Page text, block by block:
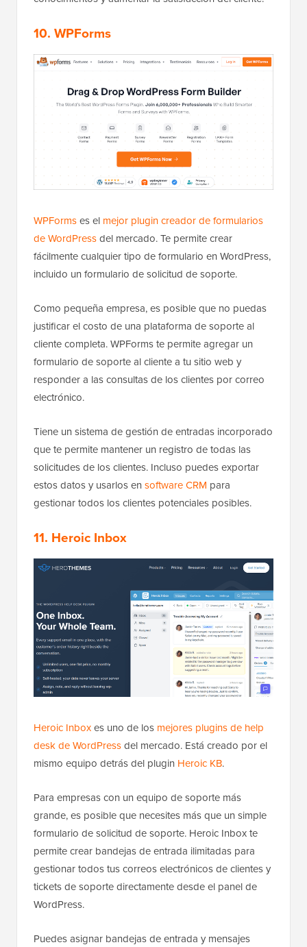
10. WPForms
WPFormses el mejor plugin creador de formularios
de WordPressdel mercado. Te permite crear
fácilmente cualquier tipo de formulario en WordPress,
incluido un formulario de solicitud de soporte.
Como pequeña empresa, es posible que no puedas
justificar el costo de una plataforma de soporte al
cliente completa. WPForms te permite agregar un
formulario de soporte al cliente a tu sitio web y
responder a las consultas de los clientes por correo
electrónico.
Tiene un sistema de gestión de entradas incorporado
que te permite mantener un registro de todas las
solicitudes de los clientes. Incluso puedes exportar
estos datos y usarlos en software CRM para
gestionar todos los clientes potenciales posibles.
11. Heroic Inbox
Heroic Inboxes uno de los mejores plugins de help
desk de WordPressdel mercado. Está creado por el
mismo equipo detrás del plugin Heroic KB.
Para empresas con un equipo de soporte más
grande, es posible que necesites más que un simple
formulario de solicitud de soporte. Heroic Inbox te
permite crear bandejas de entrada ilimitadas para
gestionar todos tus correos electrónicos de clientes y
tickets de soporte directamente desde el panel de
WordPress.
Puedes asignar bandejas de entrada y mensajes